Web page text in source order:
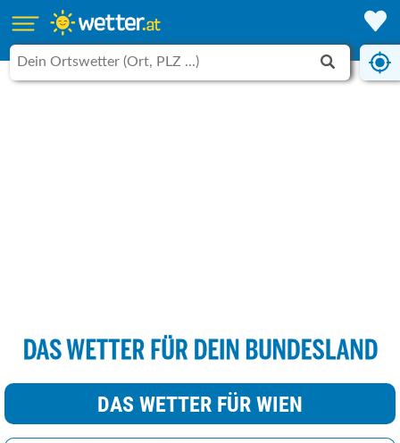
DAS WETTER FÜR WIEN